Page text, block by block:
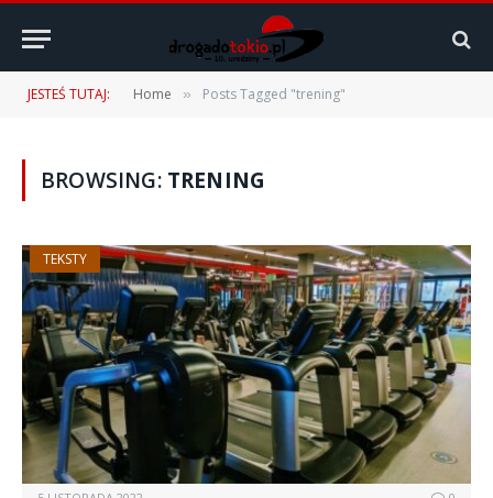
JESTEŚ TUTAJ: Home » Posts Tagged "trening"
BROWSING: TRENING
TEKSTY